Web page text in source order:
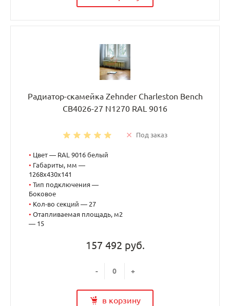
Радиатор-скамейка Zehnder Charleston Bench
CB4026-27 N1270 RAL 9016
Под заказ
• Цвет — RAL 9016 белый
• Габариты, мм —
1268x430x141
• Тип подключения —
Боковое
• Кол-во секций — 27
• Отапливаемая площадь, м2
— 15
157 492 руб.
- +
в корзину